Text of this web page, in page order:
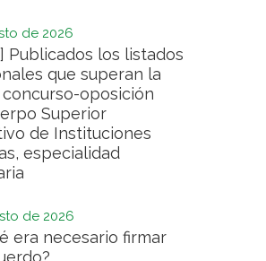
de 2026
Publicados los listados
que superan la
oposición
Superior
de Instituciones
especialidad
de 2026
era necesario firmar